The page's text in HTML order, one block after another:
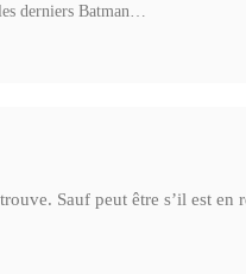
derniers Batman…
Sauf peut être s’il est en